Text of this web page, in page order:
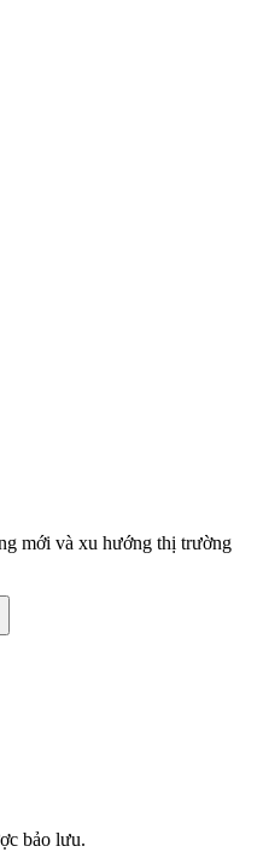
mới và xu hướng thị trường
bảo lưu.